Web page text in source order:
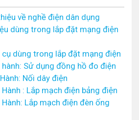
về nghề điện dân dụng
dùng trong lắp đặt mạng điện
cụ dùng trong lắp đặt mạng điện
hành: Sử dụng đồng hồ đo điện
Nối dây điện
: Lắp mạch điện bảng điện
Lắp mạch điện đèn ống